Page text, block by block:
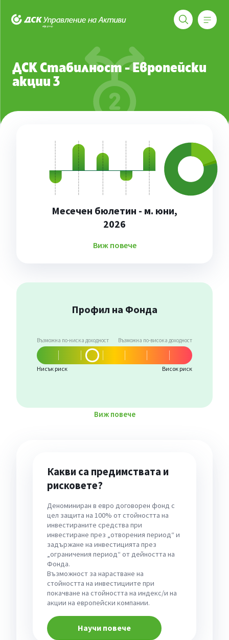
ДСК Управление на активиДСК Стабилност - Европейски акции 3
ДСК Стабилност - Европейски
акции 3
Месечен бюлетин - м. юни,
2026
Виж повече
Профил на Фонда
Възможна по-ниска доходност Възможна по-висока доходност
Нисък риск Висок риск
Виж повече
Какви са предимствата и
рисковете?
Деноминиран в евро договорен фонд с
цел защита на 100% от стойността на
инвестираните средства при
инвестиране през „отворения период“ и
задържане на инвестицията през
„ограничения период“ от дейността на
Фонда.
Възможност за нарастване на
стойността на инвестициите при
покачване на стойността на индекс/и на
акции на европейски компании.
Научи повече